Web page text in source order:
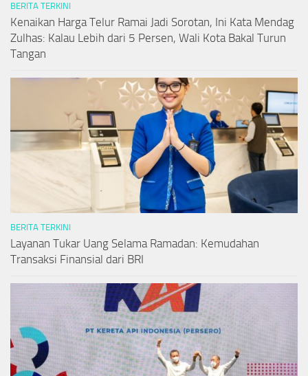
BERITA TERKINI
Kenaikan Harga Telur Ramai Jadi Sorotan, Ini Kata Mendag
Zulhas: Kalau Lebih dari 5 Persen, Wali Kota Bakal Turun
Tangan
BERITA TERKINI
Layanan Tukar Uang Selama Ramadan: Kemudahan
Transaksi Finansial dari BRI